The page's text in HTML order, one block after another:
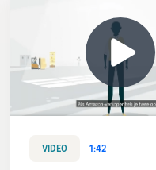
VIDEO 1:42